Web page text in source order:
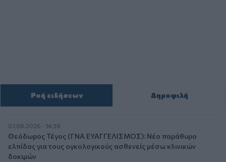
Ροή ειδήσεων Δημοφιλή
07.08.2026 - 14:38
Θεόδωρος Τέγος (ΓΝΑ ΕΥΑΓΓΕΛΙΣΜΟΣ): Νέο παράθυρο
ελπίδας για τους ογκολογικούς ασθενείς μέσω κλινικών
δοκιμών